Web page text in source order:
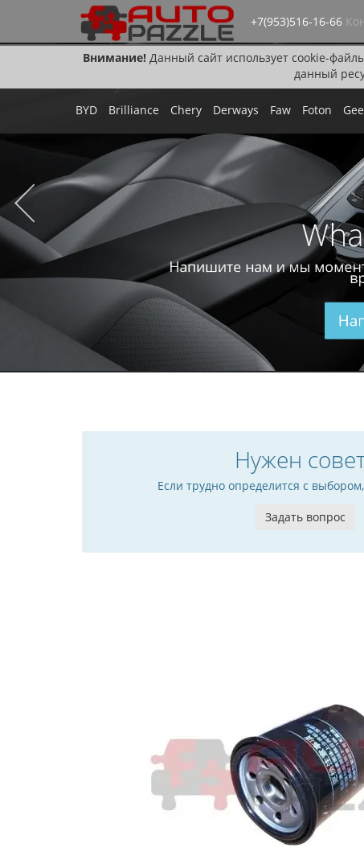
Внимание!Данный сайт использует cookie-
данный
+7(953)516-16-66
BYD Brilliance Chery Derways Faw Foton
Напишите нам и мы
Нужен
Если трудно определится с
Задать вопрос